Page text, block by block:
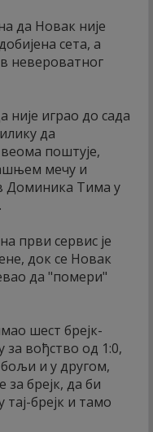
да Новак није
сета, а
невероватног
није играо до сада
да
поштује,
мечу и
Доминика Тима у
први сервис је
док се Новак
да "помери"
шест брејк-
вођство од 1:0,
и у другом,
за брејк, да би
брејк и тамо